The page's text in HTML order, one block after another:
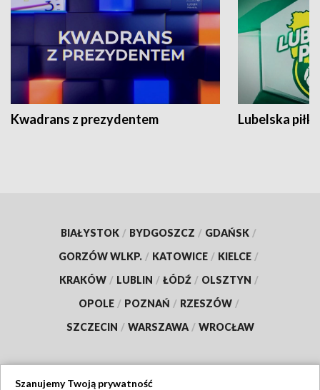
Kwadrans z prezydentem Lubelska piłka
BIAŁYSTOK / BYDGOSZCZ / GDAŃSK /
GORZÓW WLKP. / KATOWICE / KIELCE /
KRAKÓW / LUBLIN / ŁÓDŹ / OLSZTYN /
OPOLE / POZNAŃ / RZESZÓW /
SZCZECIN / WARSZAWA / WROCŁAW
Szanujemy Twoją prywatność